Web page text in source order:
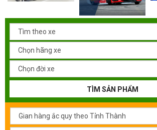
TÌM SẢN PHẨM